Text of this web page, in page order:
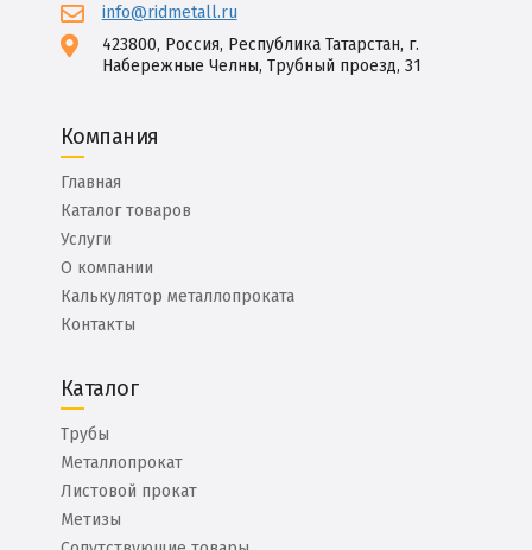
info@ridmetall.ru
423800, Россия, Республика Татарстан, г.
Набережные Челны, Трубный проезд, 31
Компания
Главная
Каталог товаров
Услуги
О компании
Калькулятор металлопроката
Контакты
Каталог
Трубы
Металлопрокат
Листовой прокат
Метизы